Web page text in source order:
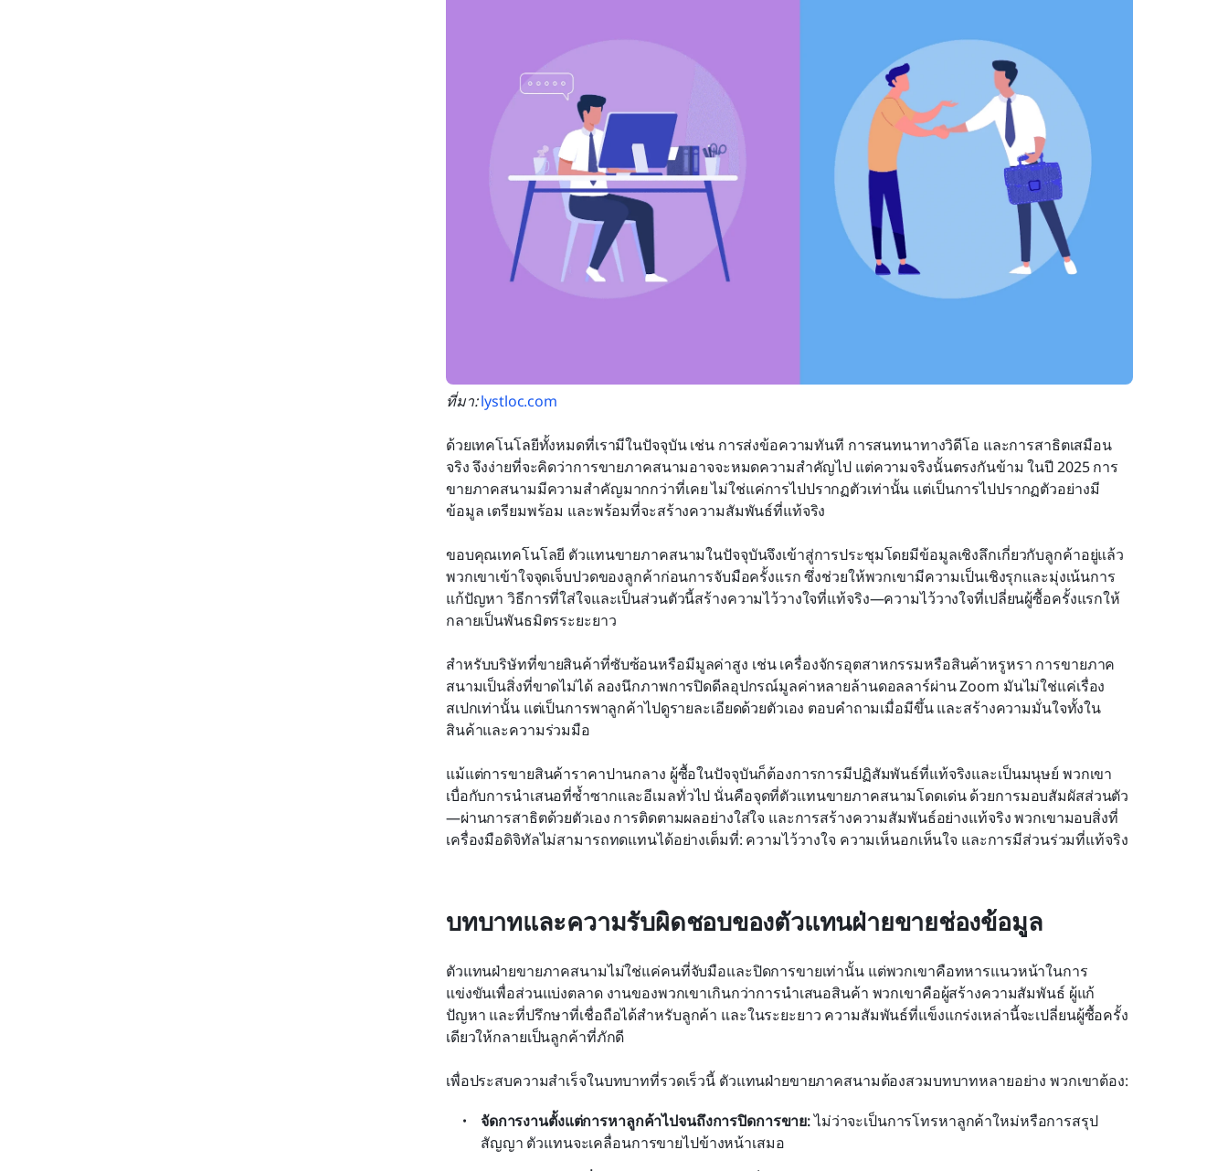
ที่มา: lystloc.com
ด้วยเทคโนโลยีทั้งหมดที่เรามีในปัจจุบัน เช่น การส่งข้อความทันที การสนทนาทางวิดีโอ และการสาธิตเสมือน
จริง จึงง่ายที่จะคิดว่าการขายภาคสนามอาจจะหมดความสำคัญไป แต่ความจริงนั้นตรงกันข้าม ในปี 2025 การ
ขายภาคสนามมีความสำคัญมากกว่าที่เคย ไม่ใช่แค่การไปปรากฏตัวเท่านั้น แต่เป็นการไปปรากฏตัวอย่างมี
ข้อมูล เตรียมพร้อม และพร้อมที่จะสร้างความสัมพันธ์ที่แท้จริง
ขอบคุณเทคโนโลยี ตัวแทนขายภาคสนามในปัจจุบันจึงเข้าสู่การประชุมโดยมีข้อมูลเชิงลึกเกี่ยวกับลูกค้าอยู่แล้ว
พวกเขาเข้าใจจุดเจ็บปวดของลูกค้าก่อนการจับมือครั้งแรก ซึ่งช่วยให้พวกเขามีความเป็นเชิงรุกและมุ่งเน้นการ
แก้ปัญหา วิธีการที่ใส่ใจและเป็นส่วนตัวนี้สร้างความไว้วางใจที่แท้จริง—ความไว้วางใจที่เปลี่ยนผู้ซื้อครั้งแรกให้
กลายเป็นพันธมิตรระยะยาว
สำหรับบริษัทที่ขายสินค้าที่ซับซ้อนหรือมีมูลค่าสูง เช่น เครื่องจักรอุตสาหกรรมหรือสินค้าหรูหรา การขายภาค
สนามเป็นสิ่งที่ขาดไม่ได้ ลองนึกภาพการปิดดีลอุปกรณ์มูลค่าหลายล้านดอลลาร์ผ่าน Zoom มันไม่ใช่แค่เรื่อง
สเปกเท่านั้น แต่เป็นการพาลูกค้าไปดูรายละเอียดด้วยตัวเอง ตอบคำถามเมื่อมีขึ้น และสร้างความมั่นใจทั้งใน
สินค้าและความร่วมมือ
แม้แต่การขายสินค้าราคาปานกลาง ผู้ซื้อในปัจจุบันก็ต้องการการมีปฏิสัมพันธ์ที่แท้จริงและเป็นมนุษย์ พวกเขา
เบื่อกับการนำเสนอที่ซ้ำซากและอีเมลทั่วไป นั่นคือจุดที่ตัวแทนขายภาคสนามโดดเด่น ด้วยการมอบสัมผัสส่วนตัว
—ผ่านการสาธิตด้วยตัวเอง การติดตามผลอย่างใส่ใจ และการสร้างความสัมพันธ์อย่างแท้จริง พวกเขามอบสิ่งที่
เครื่องมือดิจิทัลไม่สามารถทดแทนได้อย่างเต็มที่: ความไว้วางใจ ความเห็นอกเห็นใจ และการมีส่วนร่วมที่แท้จริง
บทบาทและความรับผิดชอบของตัวแทนฝ่ายขายช่องข้อมูล
ตัวแทนฝ่ายขายภาคสนามไม่ใช่แค่คนที่จับมือและปิดการขายเท่านั้น แต่พวกเขาคือทหารแนวหน้าในการ
แข่งขันเพื่อส่วนแบ่งตลาด งานของพวกเขาเกินกว่าการนำเสนอสินค้า พวกเขาคือผู้สร้างความสัมพันธ์ ผู้แก้
ปัญหา และที่ปรึกษาที่เชื่อถือได้สำหรับลูกค้า และในระยะยาว ความสัมพันธ์ที่แข็งแกร่งเหล่านี้จะเปลี่ยนผู้ซื้อครั้ง
เดียวให้กลายเป็นลูกค้าที่ภักดี
เพื่อประสบความสำเร็จในบทบาทที่รวดเร็วนี้ ตัวแทนฝ่ายขายภาคสนามต้องสวมบทบาทหลายอย่าง พวกเขาต้อง:
จัดการงานตั้งแต่การหาลูกค้าไปจนถึงการปิดการขาย: ไม่ว่าจะเป็นการโทรหาลูกค้าใหม่หรือการสรุป
สัญญา ตัวแทนจะเคลื่อนการขายไปข้างหน้าเสมอ